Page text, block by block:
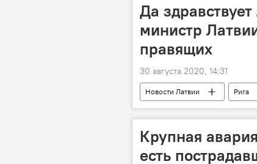
Да
министр
правящих
30 августа 2020, 14:31
Новости Латвии Рига
Крупная
есть